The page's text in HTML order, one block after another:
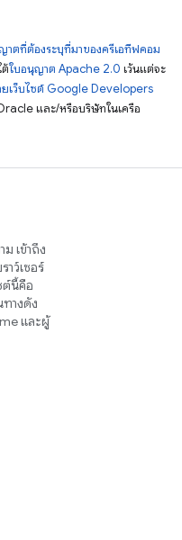
าตที่ต้องระบุที่มาของครีเอทีฟคอม
ใบอนุญาต Apache 2.0 เว้นแต่จะ
ยเว็บไซต์ Google Developers
และ/หรือบริษัทในเครือ
เข้าถึง
าว์เซอร์
ต์นี้คือ
างดัง
และผู้